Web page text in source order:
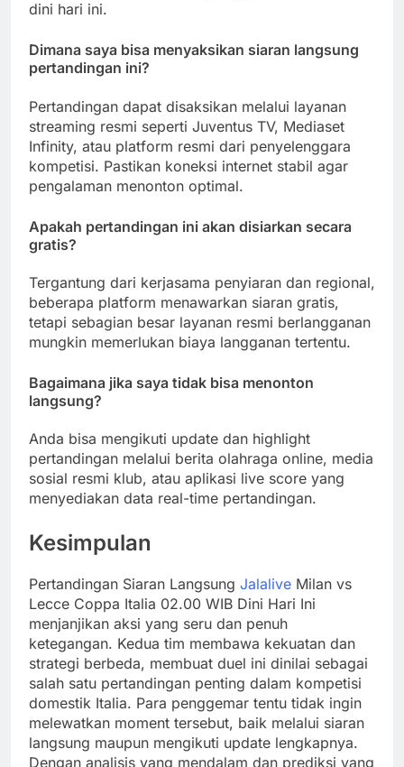
dini hari ini.
Dimana saya bisa menyaksikan siaran langsung
pertandingan ini?
Pertandingan dapat disaksikan melalui layanan
streaming resmi seperti Juventus TV, Mediaset
Infinity, atau platform resmi dari penyelenggara
kompetisi. Pastikan koneksi internet stabil agar
pengalaman menonton optimal.
Apakah pertandingan ini akan disiarkan secara
gratis?
Tergantung dari kerjasama penyiaran dan regional,
beberapa platform menawarkan siaran gratis,
tetapi sebagian besar layanan resmi berlangganan
mungkin memerlukan biaya langganan tertentu.
Bagaimana jika saya tidak bisa menonton
langsung?
Anda bisa mengikuti update dan highlight
pertandingan melalui berita olahraga online, media
sosial resmi klub, atau aplikasi live score yang
menyediakan data real-time pertandingan.
Kesimpulan
Pertandingan Siaran Langsung Jalalive Milan vs
Lecce Coppa Italia 02.00 WIB Dini Hari Ini
menjanjikan aksi yang seru dan penuh
ketegangan. Kedua tim membawa kekuatan dan
strategi berbeda, membuat duel ini dinilai sebagai
salah satu pertandingan penting dalam kompetisi
domestik Italia. Para penggemar tentu tidak ingin
melewatkan moment tersebut, baik melalui siaran
langsung maupun mengikuti update lengkapnya.
Dengan analisis yang mendalam dan prediksi yang